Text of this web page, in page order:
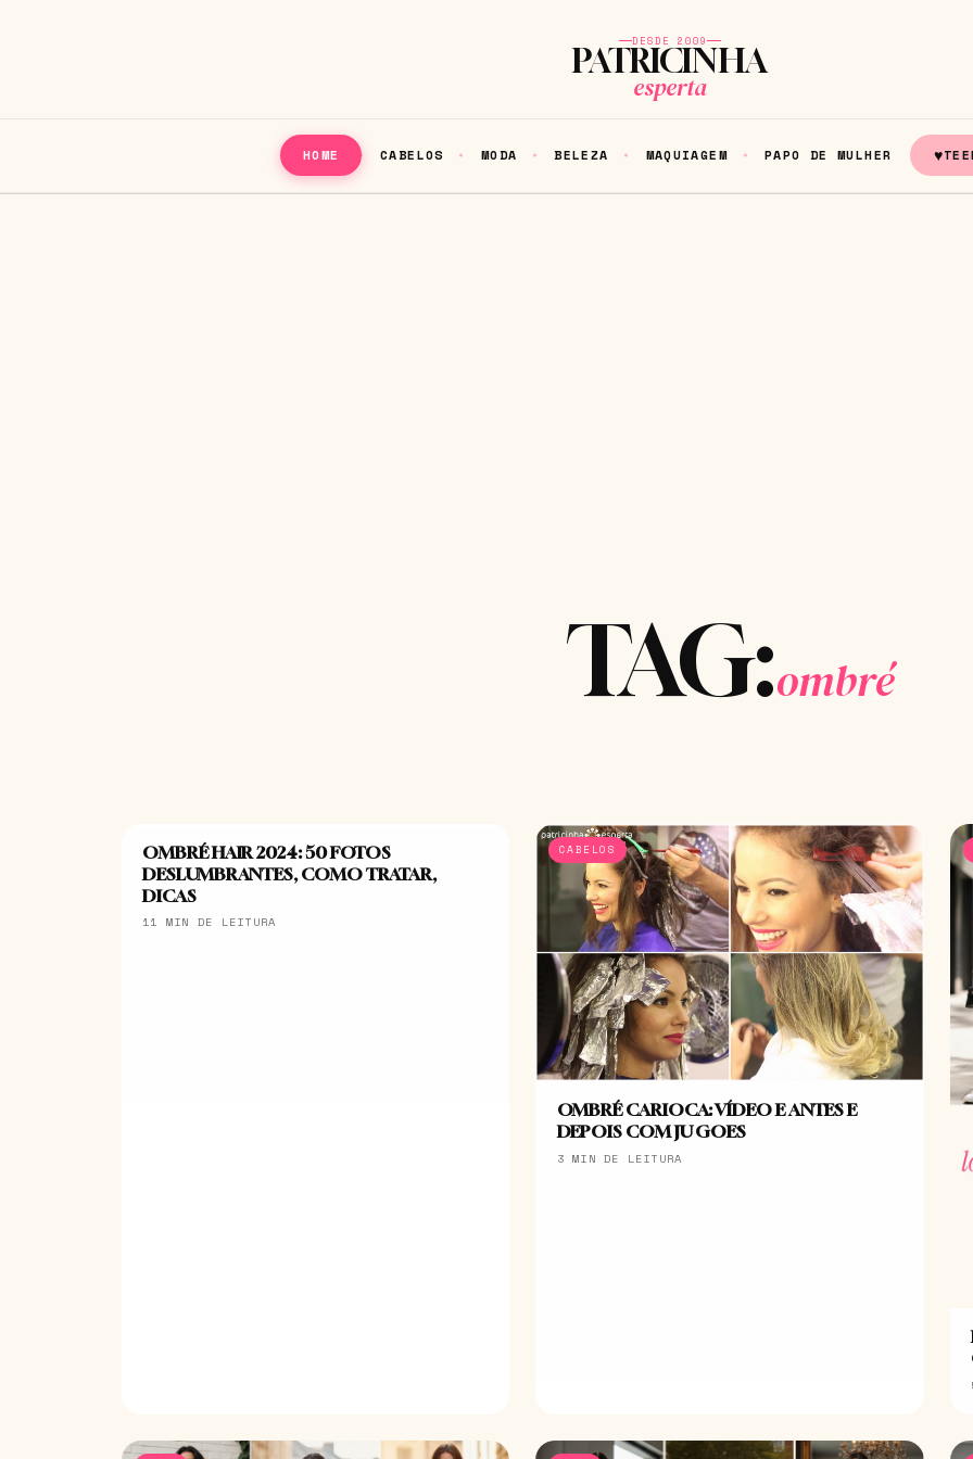
DESDE 2009
PATRICINHA
esperta
HOME CABELOS MODA BELEZA MAQUIAGEM PAPO DE MULHER ♥
TAG:ombré
CABELOS
OMBRÉ HAIR 2024: 50 FOTOS
DESLUMBRANTES, COMO TRATAR,
DICAS
11 MIN DE LEITURA
CABELOS
OMBRÉ CARIOCA: VÍDEO E ANTES E
DEPOIS COM JU GOES
3 MIN DE LEITURA